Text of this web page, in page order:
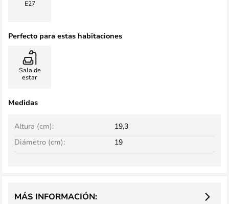
E27
Perfecto para estas habitaciones
Sala de
estar
Medidas
Altura (cm):
19,3
Diámetro (cm):
19
MÁS INFORMACIÓN: